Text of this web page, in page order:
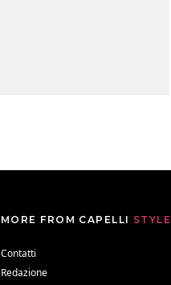
MORE FROM CAPELLI STYLE
Contatti
Redazione